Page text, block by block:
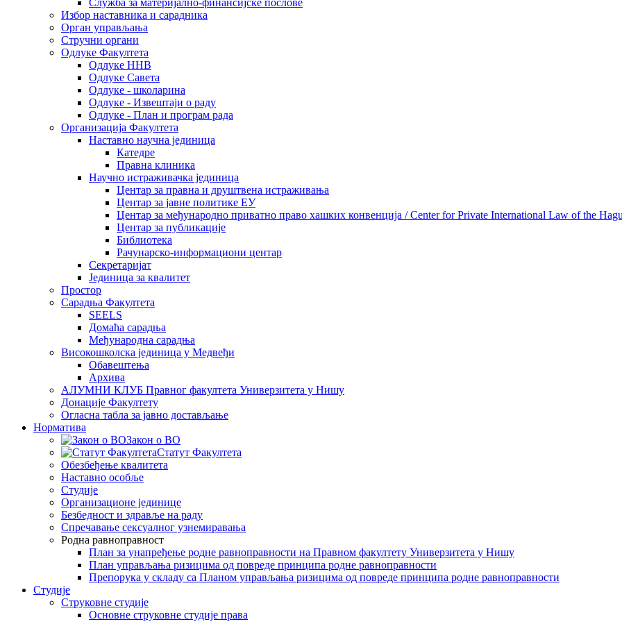
Служба за материјално-финансијске послове
Избор наставника и сарадника
Oрган управљања
Стручни органи
Одлуке Факултета
Одлуке ННВ
Одлуке Савета
Одлуке - школарина
Одлуке - Извештаји о раду
Одлуке - План и програм рада
Организација Факултета
Наставно научна јединица
Катедре
Правна клиника
Научно истраживачка јединица
Центар за правна и друштвена истраживања
Центар за јавне политике ЕУ
Центар за међународно приватно право хашких конвенција / Center for Private International Law of the
Центар за публикације
Библиотека
Рачунарско-информациони центар
Секретаријат
Јединица за квалитет
Простор
Сарадња Факултета
SEELS
Домаћа сарадња
Међународна сарадња
Високошколска јединица у Медвеђи
Обавештења
Архива
АЛУМНИ КЛУБ Правног факултета Универзитета у Нишу
Донације Факултету
Огласна табла за јавно достављање
Норматива
Закон о ВО
Статут Факултета
Обезбеђење квалитета
Наставно особље
Студије
Организационе јединице
Безбедност и здравље на раду
Спречавање сексуалног узнемиравања
Родна равноправност
План за унапређење родне равноправности на Правном факултету Универзитета у Нишу
План управљања ризицима од повреде принципа родне равноправности
Препорука у складу са Планом управљања ризицима од повреде принципа родне равноправности
Студије
Струковне студије
Основне струковне студије права